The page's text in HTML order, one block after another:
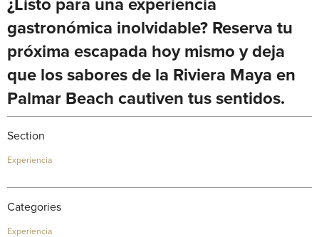
¿Listo para una experiencia
gastronómica inolvidable? Reserva tu
próxima escapada hoy mismo y deja
que los sabores de la Riviera Maya en
Palmar Beach cautiven tus sentidos.
Section
Experiencia
Categories
Experiencia